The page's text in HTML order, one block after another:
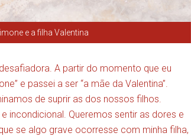
e a filha Valentina
A partir do momento que eu
e passei a ser “a mãe da Valentina”.
de suprir as dos nossos filhos.
incondicional. Queremos sentir as dores e
se algo grave ocorresse com minha filha,